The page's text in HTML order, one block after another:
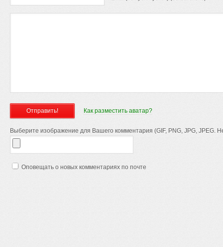
Как разместить аватар?
Выберите изображение для Вашего комментария (GIF, PNG, JPG, JPEG.
Оповещать о новых комментариях по почте